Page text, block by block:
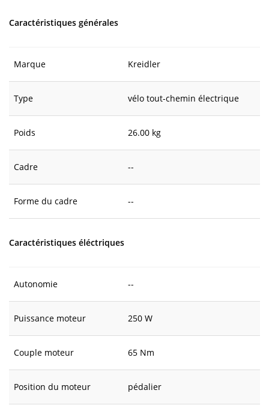
Caractéristiques générales
Marque Kreidler
Type vélo tout-chemin électrique
Poids 26.00 kg
Cadre --
Forme du cadre --
Caractéristiques éléctriques
Autonomie --
Puissance moteur 250 W
Couple moteur 65 Nm
Position du moteur pédalier